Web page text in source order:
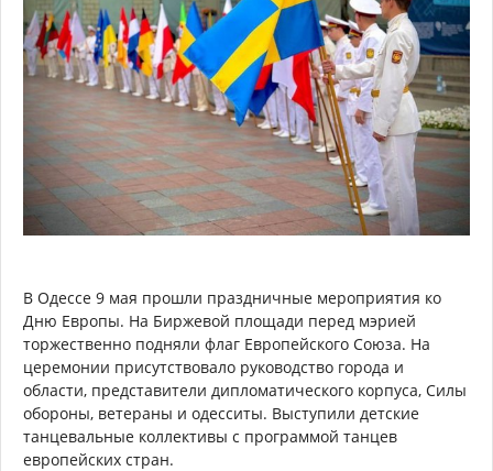
В Одессе 9 мая прошли праздничные мероприятия ко
Дню Европы. На Биржевой площади перед мэрией
торжественно подняли флаг Европейского Союза. На
церемонии присутствовало руководство города и
области, представители дипломатического корпуса, Силы
обороны, ветераны и одесситы. Выступили детские
танцевальные коллективы с программой танцев
европейских стран.